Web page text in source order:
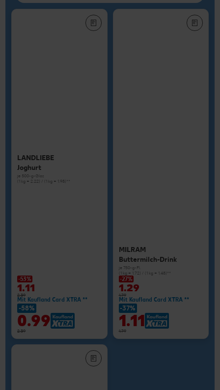
LANDLIEBE
Joghurt
je 500-g-Glas
(1 kg = 2.22) / (1 kg = 1.98)**
-53%
1.11
2.39
Mit Kaufland Card XTRA **
-58%
0.99
2.39
MILRAM
Buttermilch-Drink
je 750-g-Fl.
(1 kg = 1.72) / (1 kg = 1.48)**
-27%
1.29
1.79
Mit Kaufland Card XTRA **
-37%
1.11
1.79